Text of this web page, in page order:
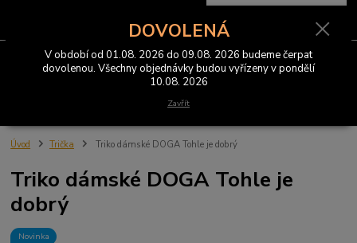
Menu
0 Kč
Úvod Trička Triko dámské DOGA Tohle je dobrý
Triko dámské DOGA Tohle je
dobrý
Novinka
DOVOLENÁ
V období od 01.08. 2026 do 09.08. 2026 budeme čerpat
dovolenou. Všechny objednávky budou vyřízeny v pondělí
10.08. 2026
Zavřít